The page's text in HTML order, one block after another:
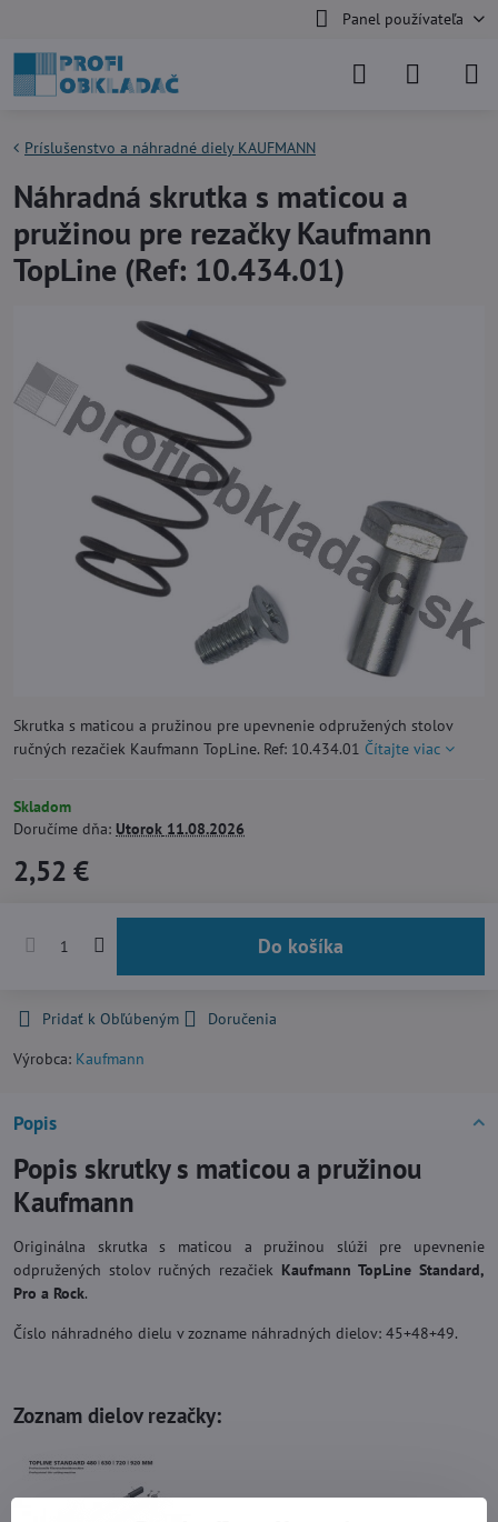
Panel používateľa
Príslušenstvo a náhradné diely KAUFMANN
Náhradná skrutka s maticou a
pružinou pre rezačky Kaufmann
TopLine (Ref: 10.434.01)
Skrutka s maticou a pružinou pre upevnenie odpružených stolov
ručných rezačiek Kaufmann TopLine. Ref: 10.434.01 Čítajte viac
Skladom
Doručíme dňa: Utorok 11.08.2026
2,52 €
Do košíka
Pridať k Obľúbeným
Doručenia
Výrobca: Kaufmann
Popis
Popis skrutky s maticou a pružinou
Kaufmann
Originálna skrutka s maticou a pružinou slúži pre upevnenie
odpružených stolov ručných rezačiek Kaufmann TopLine Standard,
Pro a Rock.
Číslo náhradného dielu v zozname náhradných dielov: 45+48+49.
Zoznam dielov rezačky: